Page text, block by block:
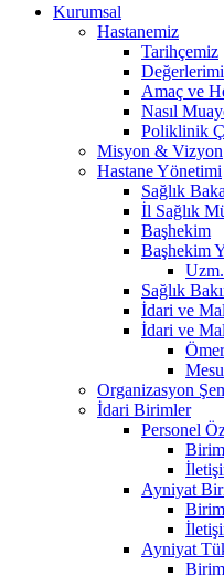
Kurumsal
Hastanemiz
Tarihçemiz
Amaç ve
Nasıl
Poliklinik
Misyon & Vizyon
Hastane Yönetimi
Sağlık
İl Sağlık
Başhekim
Başhekim
Sağlık
İdari ve
İdari ve
Organizasyon
İdari Birimler
Personel
Birim
Ayniyat
Birim
Ayniyat
Birim